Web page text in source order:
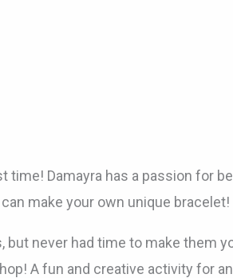
time! Damayra has a passion for
make your own unique bracelet!
but never had time to make them
A fun and creative activity for